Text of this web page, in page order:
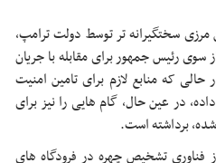
سختگیرانه تر توسط دولت ترامپ،
رئیس جمهور برای مقابله با جریان
که منابع لازم برای تامین امنیت
در عین حال، گام هایی را نیز برای
برداشته است.
فناوری تشخیص چهره در فرودگاه های